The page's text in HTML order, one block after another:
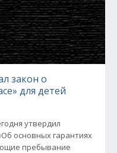
закон о
для детей
утвердил
основных гарантиях
пребывание